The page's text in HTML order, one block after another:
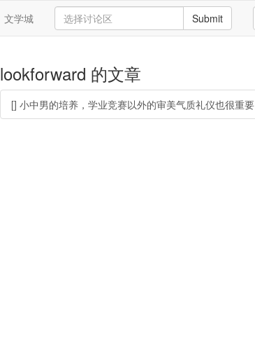
文学城 Submit
lookforward 的文章
[] 小中男的培养，学业竞赛以外的审美气质礼仪也很重要